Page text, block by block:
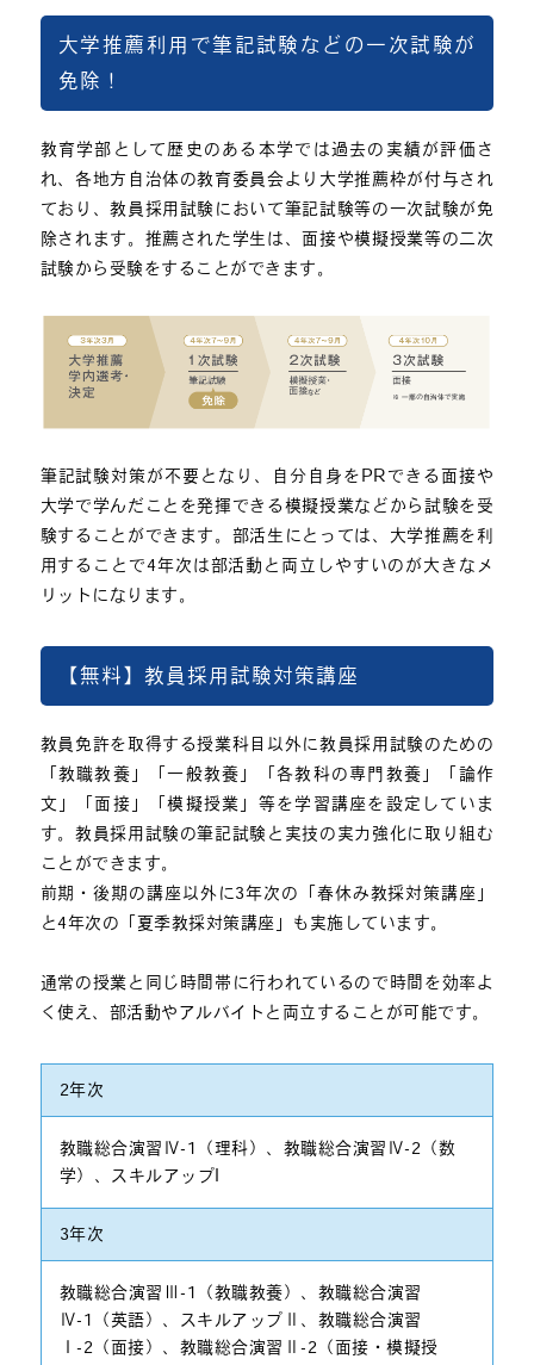
大学推薦利用で筆記試験などの一次試験が
免除！
教育学部として歴史のある本学では過去の実績が評価さ
れ、各地方自治体の教育委員会より大学推薦枠が付与され
ており、教員採用試験において筆記試験等の一次試験が免
除されます。推薦された学生は、面接や模擬授業等の二次
試験から受験をすることができます。
筆記試験対策が不要となり、自分自身をPRできる面接や
大学で学んだことを発揮できる模擬授業などから試験を受
験することができます。部活生にとっては、大学推薦を利
用することで4年次は部活動と両立しやすいのが大きなメ
リットになります。
【無料】教員採用試験対策講座
教員免許を取得する授業科目以外に教員採用試験のための
「教職教養」「一般教養」「各教科の専門教養」「論作
文」「面接」「模擬授業」等を学習講座を設定していま
す。教員採用試験の筆記試験と実技の実力強化に取り組む
ことができます。
前期・後期の講座以外に3年次の「春休み教採対策講座」
と4年次の「夏季教採対策講座」も実施しています。
通常の授業と同じ時間帯に行われているので時間を効率よ
く使え、部活動やアルバイトと両立することが可能です。
2年次
教職総合演習Ⅳ-1（理科）、教職総合演習Ⅳ-2（数
学）、スキルアップI
3年次
教職総合演習Ⅲ-1（教職教養）、教職総合演習
Ⅳ-1（英語）、スキルアップⅡ、教職総合演習
Ⅰ-2（面接）、教職総合演習Ⅱ-2（面接・模擬授